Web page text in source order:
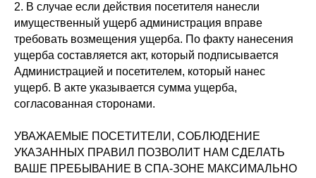
2. В случае если действия посетителя нанесли
имущественный ущерб администрация вправе
требовать возмещения ущерба. По факту нанесения
ущерба составляется акт, который подписывается
Администрацией и посетителем, который нанес
ущерб. В акте указывается сумма ущерба,
согласованная сторонами.
УВАЖАЕМЫЕ ПОСЕТИТЕЛИ, СОБЛЮДЕНИЕ
УКАЗАННЫХ ПРАВИЛ ПОЗВОЛИТ НАМ СДЕЛАТЬ
ВАШЕ ПРЕБЫВАНИЕ В СПА-ЗОНЕ МАКСИМАЛЬНО